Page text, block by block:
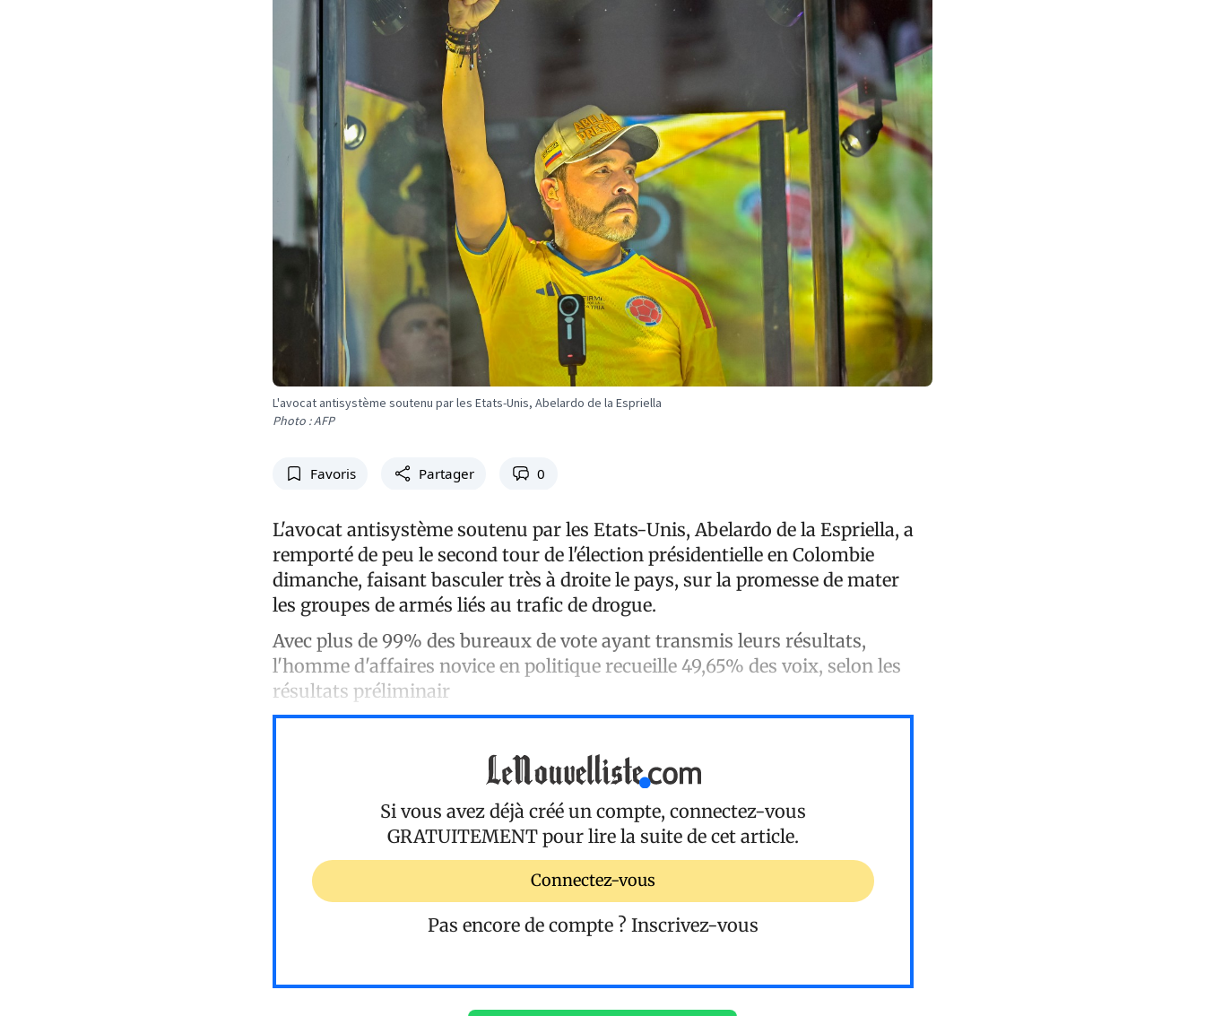
L'avocat antisystème soutenu par les Etats-Unis, Abelardo de la Espriella
Photo : AFP
Favoris Partager 0
L'avocat antisystème soutenu par les Etats-Unis, Abelardo de la Espriella, a
remporté de peu le second tour de l'élection présidentielle en Colombie
dimanche, faisant basculer très à droite le pays, sur la promesse de mater
les groupes de armés liés au trafic de drogue.
Avec plus de 99% des bureaux de vote ayant transmis leurs résultats,
l'homme d'affaires novice en politique recueille 49,65% des voix, selon les
résultats préliminair
Si vous avez déjà créé un compte, connectez-vous
GRATUITEMENT pour lire la suite de cet article.
Connectez-vous
Pas encore de compte ? Inscrivez-vous